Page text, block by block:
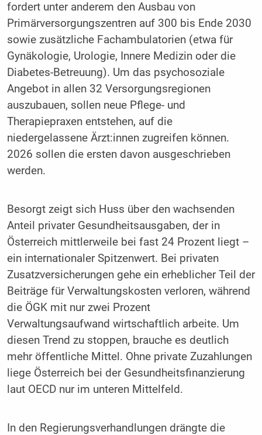
fordert unter anderem den Ausbau von
Primärversorgungszentren auf 300 bis Ende 2030
sowie zusätzliche Fachambulatorien (etwa für
Gynäkologie, Urologie, Innere Medizin oder die
Diabetes-Betreuung). Um das psychosoziale
Angebot in allen 32 Versorgungsregionen
auszubauen, sollen neue Pflege- und
Therapiepraxen entstehen, auf die
niedergelassene Ärzt:innen zugreifen können.
2026 sollen die ersten davon ausgeschrieben
werden.
Besorgt zeigt sich Huss über den wachsenden
Anteil privater Gesundheitsausgaben, der in
Österreich mittlerweile bei fast 24 Prozent liegt –
ein internationaler Spitzenwert. Bei privaten
Zusatzversicherungen gehe ein erheblicher Teil der
Beiträge für Verwaltungskosten verloren, während
die ÖGK mit nur zwei Prozent
Verwaltungsaufwand wirtschaftlich arbeite. Um
diesen Trend zu stoppen, brauche es deutlich
mehr öffentliche Mittel. Ohne private Zuzahlungen
liege Österreich bei der Gesundheitsfinanzierung
laut OECD nur im unteren Mittelfeld.
In den Regierungsverhandlungen drängte die